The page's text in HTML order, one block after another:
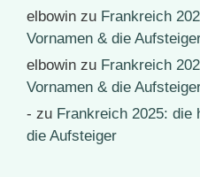
elbowin zu Frankreich
Vornamen & die
elbowin zu Frankreich
Vornamen & die
- zu Frankreich 2025: die
die Aufsteiger